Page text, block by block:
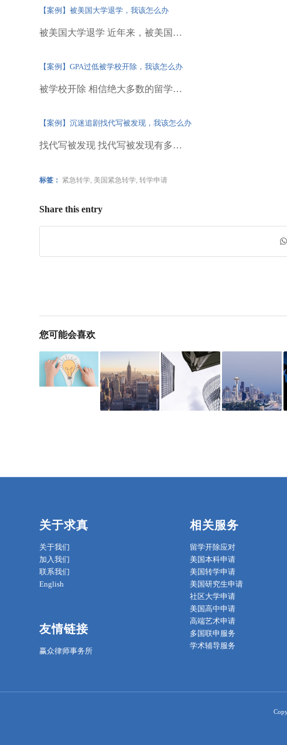
【案例】被美国大学退学，我该怎么办
被美国大学退学 近年来，被美国…
【案例】GPA过低被学校开除，我该怎么办
被学校开除 相信绝大多数的留学…
【案例】沉迷追剧找代写被发现，我该怎么办
找代写被发现 找代写被发现有多…
标签： 紧急转学, 美国紧急转学, 转学申请
Share this entry
您可能会喜欢
关于求真
关于我们
加入我们
联系我们
English
友情链接
赢众律师事务所
相关服务
留学开除应对
美国本科申请
美国转学申请
美国研究生申请
社区大学申请
美国高中申请
高端艺术申请
多国联申服务
学术辅导服务